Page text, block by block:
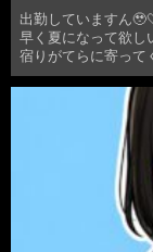
出勤していますん
早く夏になって欲し
宿りがてらに寄って
いちゃキャバなら